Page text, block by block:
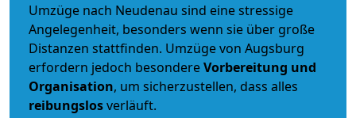
Umzüge nach Neudenau sind eine stressige
Angelegenheit, besonders wenn sie über große
Distanzen stattfinden. Umzüge von Augsburg
erfordern jedoch besondereVorbereitung und
Organisation, um sicherzustellen, dass alles
reibungslosverläuft.